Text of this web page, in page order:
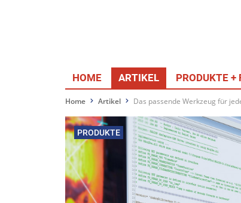
HOME ARTIKEL PRODUKTE +
Home Artikel Das passende Werkzeug für
PRODUKTE